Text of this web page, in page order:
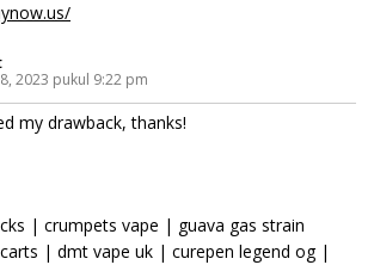
2023 pukul 9:22 pm
my drawback, thanks!
| crumpets vape | guava gas strain
| dmt vape uk | curepen legend og |